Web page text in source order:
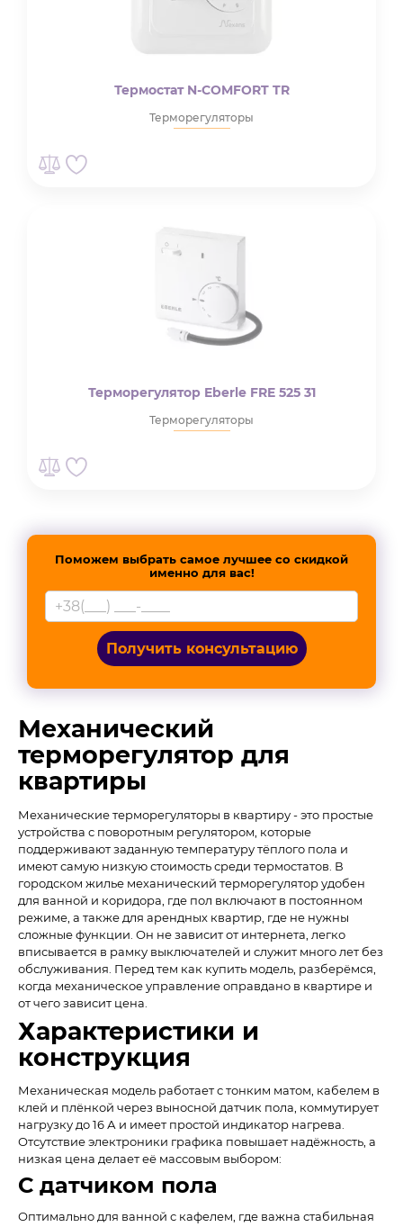
Термостат N-COMFORT TR
Терморегуляторы
Терморегулятор Eberle FRE 525 31
Терморегуляторы
Поможем выбрать самое лучшее со скидкой
именно для вас!
Получить консультацию
Механический
терморегулятор для
квартиры
Механические терморегуляторы в квартиру - это простые
устройства с поворотным регулятором, которые
поддерживают заданную температуру тёплого пола и
имеют самую низкую стоимость среди термостатов. В
городском жилье механический терморегулятор удобен
для ванной и коридора, где пол включают в постоянном
режиме, а также для арендных квартир, где не нужны
сложные функции. Он не зависит от интернета, легко
вписывается в рамку выключателей и служит много лет без
обслуживания. Перед тем как купить модель, разберёмся,
когда механическое управление оправдано в квартире и
от чего зависит цена.
Характеристики и
конструкция
Механическая модель работает с тонким матом, кабелем в
клей и плёнкой через выносной датчик пола, коммутирует
нагрузку до 16 А и имеет простой индикатор нагрева.
Отсутствие электроники графика повышает надёжность, а
низкая цена делает её массовым выбором:
С датчиком пола
Оптимально для ванной с кафелем, где важна стабильная